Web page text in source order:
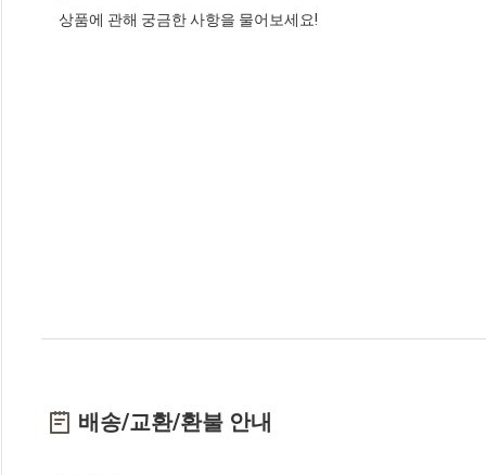
상품에 관해 궁금한 사항을 물어보세요!
배송/교환/환불 안내